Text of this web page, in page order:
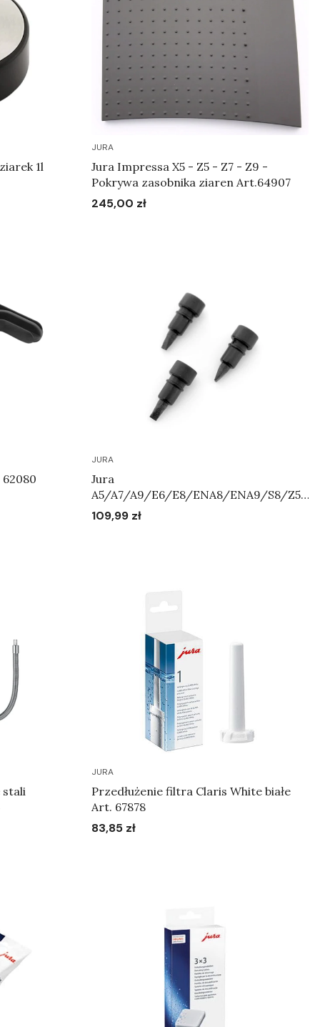
1l
JURA
Jura Impressa X5 - Z5 - Z7 - Z9 -
Pokrywa zasobnika ziaren Art.64907
Cena
245,00 zł
JURA
Jura
A5/A7/A9/E6/E8/ENA8/ENA9/S8/Z5/
Z7/Z9/WE8 - Zestaw zaworków
Cena
109,99 zł
stali
JURA
Przedłużenie filtra Claris White białe
Art. 67878
Cena
83,85 zł